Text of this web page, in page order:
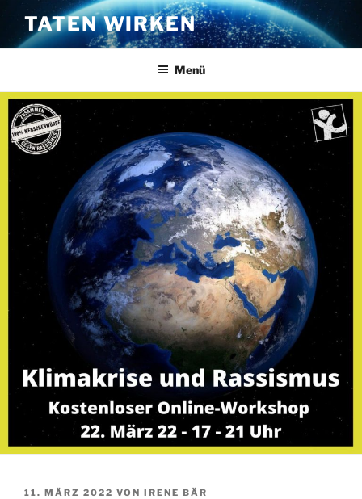
Inhalt
springen
TATEN WIRKEN
Menü
VERÖFFENTLICHT
11. MÄRZ 2022 VON IRENE BÄR